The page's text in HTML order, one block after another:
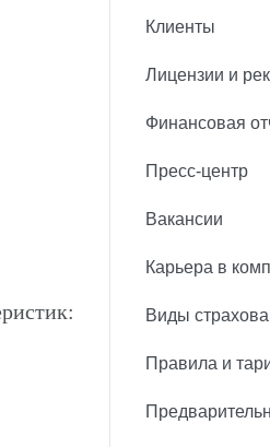
Клиенты
Лицензии и
Финансовая
Пресс-центр
Вакансии
Карьера в
Виды
Правила и